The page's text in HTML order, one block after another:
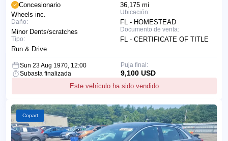
36,175 mi
Ubicación:
FL - HOMESTEAD
Documento de venta:
FL - CERTIFICATE OF TITLE
Concesionario
Wheels inc.
Daño:
Minor Dents/scratches
Tipo:
Run & Drive
Sun 23 Aug 1970, 12:00
Subasta finalizada
Este vehículo ha sido vendido
Puja final:
9,100 USD
Copart